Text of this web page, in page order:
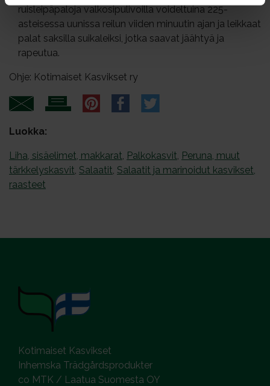
ruisleipäpaloja valkosipulivoilla voideltuina 225-
asteisessa uunissa reilun viiden minuutin ajan ja leikkaat
palat saksilla suikaleiksi, jotka saavat jäähtyä ja
rapeutua.
Ohje: Kotimaiset Kasvikset ry
Luokka:
Liha, sisäelimet, makkarat, Palkokasvit, Peruna, muut
tärkkelyskasvit, Salaatit, Salaatit ja marinoidut kasvikset,
raasteet
Kotimaiset Kasvikset
Inhemska Trädgårdsprodukter
co MTK / Laatua Suomesta OY